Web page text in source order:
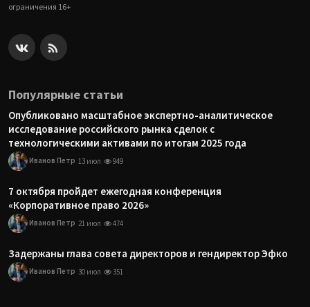
ограничения 16+
Популярные статьи
Опубликовано масштабное экспертно-аналитическое
исследование российского рынка сделок с
технологическими активами по итогам 2025 года
Иванов Петр 13 июл 949
7 октября пройдет ежегодная конференция
«Корпоративное право 2026»
Иванов Петр 21 июл 474
Задержаны глава совета директоров и гендиректор Эфко
Иванов Петр 30 июл 351